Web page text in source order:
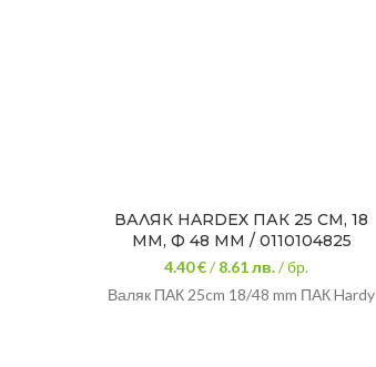
ВАЛЯК HARDEX ПАК 25 СМ, 18
ММ, Ф 48 ММ / 0110104825
4.40 €/8.61лв. / бр.
Валяк ПАК 25cm 18/48 mm ПАК Hardy